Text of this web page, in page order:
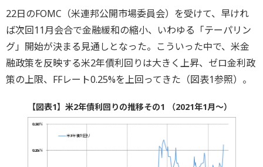
22日のFOMC（米連邦公開市場委員会）を受けて、早けれ
ば次回11月会合で金融緩和の縮小、いわゆる「テーパリン
グ」開始が決まる見通しとなった。こういった中で、米金
融政策を反映する米2年債利回りは大きく上昇、ゼロ金利政
策の上限、FFレート0.25%を上回ってきた（図表1参照）。
【図表1】米2年債利回りの推移その1 （2021年1月～）